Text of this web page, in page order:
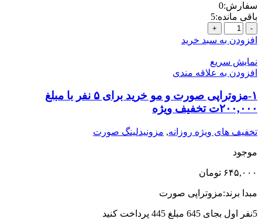
سفارش:0
باقی مانده:5
1-
فیلر
زیر
چشم
برای
5
نفر
با
مبلغ
تخفیف
عدد
افزودن به سبد خرید
نمایش سریع
افزودن به علاقه مندی
۱-مزوتراپی صورت و مو خرید برای ۵ نفر با مبلغ
۲۰۰,۰۰۰ت تخفیف ویژه
تخفیف های ویژه روزانه, مزونیدلینگ صورت
موجود
۶۴۵,۰۰۰ تومان
مبدا برند:مزوتراپی صورت
5نفر اول بجای 645 مبلغ 445 پرداخت کنید